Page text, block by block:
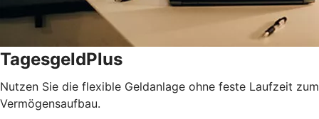
TagesgeldPlus
Nutzen Sie die flexible Geldanlage ohne feste Laufzeit zum
Vermögensaufbau.